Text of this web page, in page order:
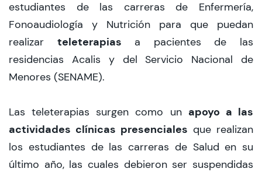
Contacto y Horarios
modo claro
estudiantes de las carreras de Enfermería,
Fonoaudiología y Nutrición para que puedan
realizar teleterapias a pacientes de las
residencias Acalis y del Servicio Nacional de
Menores (SENAME).
Las teleterapias surgen como un apoyo a las
actividades clínicas presenciales que realizan
los estudiantes de las carreras de Salud en su
último año, las cuales debieron ser suspendidas